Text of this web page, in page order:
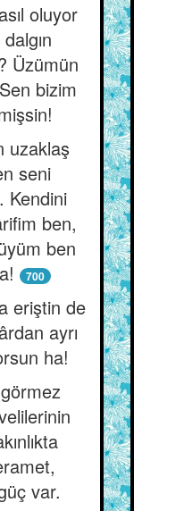
oluyor
Üzümün
bizim
uzaklaş
seni
Kendini
ben,
ben
700
eriştin de
ayrı
ha!
var.